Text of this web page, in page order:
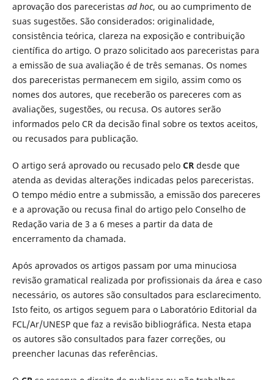
aprovação dos pareceristas ad hoc, ou ao cumprimento de
suas sugestões. São considerados: originalidade,
consistência teórica, clareza na exposição e contribuição
científica do artigo. O prazo solicitado aos pareceristas para
a emissão de sua avaliação é de três semanas. Os nomes
dos pareceristas permanecem em sigilo, assim como os
nomes dos autores, que receberão os pareceres com as
avaliações, sugestões, ou recusa. Os autores serão
informados pelo CR da decisão final sobre os textos aceitos,
ou recusados para publicação.
O artigo será aprovado ou recusado pelo CRdesde que
atenda as devidas alterações indicadas pelos pareceristas.
O tempo médio entre a submissão, a emissão dos pareceres
e a aprovação ou recusa final do artigo pelo Conselho de
Redação varia de 3 a 6 meses a partir da data de
encerramento da chamada.
Após aprovados os artigos passam por uma minuciosa
revisão gramatical realizada por profissionais da área e caso
necessário, os autores são consultados para esclarecimento.
Isto feito, os artigos seguem para o Laboratório Editorial da
FCL/Ar/UNESP que faz a revisão bibliográfica. Nesta etapa
os autores são consultados para fazer correções, ou
preencher lacunas das referências.